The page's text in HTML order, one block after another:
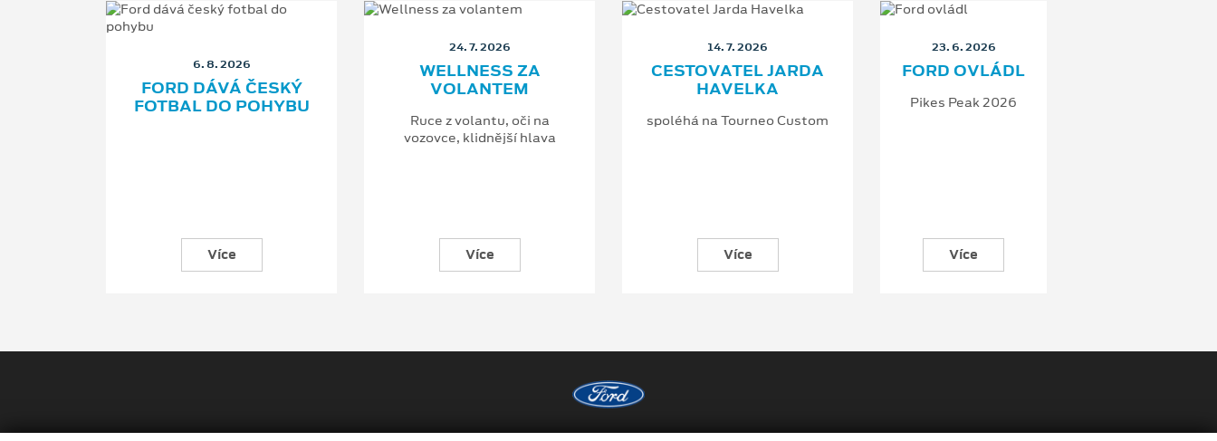
6. 8. 2026
FORD DÁVÁ ČESKÝ
FOTBAL DO POHYBU
Více
24. 7. 2026
WELLNESS ZA
VOLANTEM
Ruce z volantu, oči na
vozovce, klidnější hlava
Více
14. 7. 2026
CESTOVATEL JARDA
HAVELKA
spoléhá na Tourneo Custom
Více
23. 6. 2026
FORD OVLÁDL
Pikes Peak 2026
Více